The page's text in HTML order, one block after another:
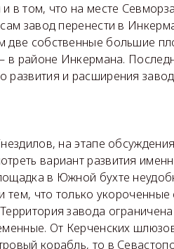
в том, что на месте
завод перенести в
две собственные большие
в районе Инкермана.
развития и расширения
на этапе
вариант развития
в Южной бухте
тем, что только укороченные
завода
От Керченских
корабль, то в